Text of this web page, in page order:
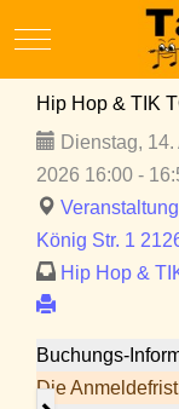
Mobile Menu
Hip Hop & TIK
Dienstag,
2026 16:00 -
König Str. 1
Hip Hop &
Buchungs-
Die